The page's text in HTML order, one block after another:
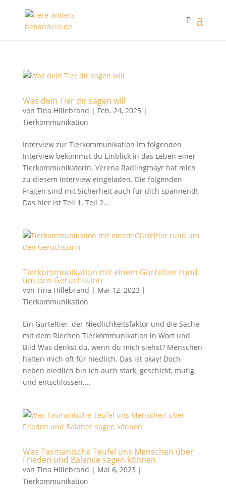
Was dein Tier dir sagen will
von Tina Hillebrand | Feb. 24, 2025 |
Tierkommunikation
Interview zur Tierkommunikation Im folgenden
Interview bekommst du Einblick in das Leben einer
Tierkommunikatorin. Verena Radlingmayr hat mich
zu diesem Interview eingeladen. Die folgenden
Fragen sind mit Sicherheit auch für dich spannend!
Das hier ist Teil 1. Teil 2...
Tierkommunikation mit einem Gürteltier rund
um den Geruchssinn
von Tina Hillebrand | Mai 12, 2023 |
Tierkommunikation
Ein Gürteltier, der Niedlichkeitsfaktor und die Sache
mit dem Riechen Tierkommunikation in Wort und
Bild Was denkst du, wenn du mich siehst? Menschen
halten mich oft für niedlich. Das ist okay! Doch
neben niedlich bin ich auch stark, geschickt, mutig
und entschlossen....
Was Tasmanische Teufel uns Menschen über
Frieden und Balance sagen können
von Tina Hillebrand | Mai 6, 2023 |
Tierkommunikation